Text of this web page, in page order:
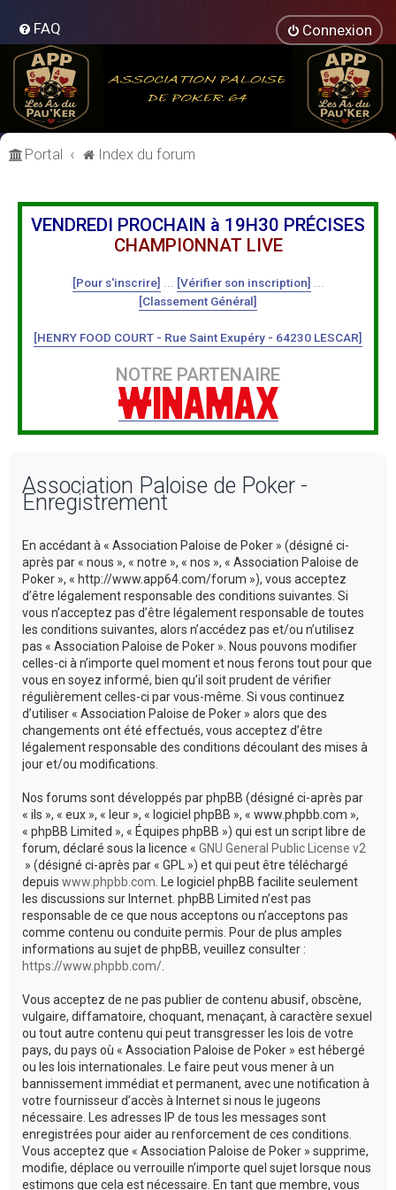
FAQ Connexion
Portal Index du forum
VENDREDI PROCHAIN à 19H30 PRÉCISES
CHAMPIONNAT LIVE
[Pour s'inscrire] [Vérifier son inscription]
[Classement Général]
[HENRY FOOD COURT - Rue Saint Exupéry - 64230 LESCAR]
NOTRE PARTENAIRE
Association Paloise de Poker -
Enregistrement
En accédant à « Association Paloise de Poker » (désigné ci-
après par « nous », « notre », « nos », « Association Paloise de
Poker », « http://www.app64.com/forum »), vous acceptez
d’être légalement responsable des conditions suivantes. Si
vous n’acceptez pas d’être légalement responsable de toutes
les conditions suivantes, alors n’accédez pas et/ou n’utilisez
pas « Association Paloise de Poker ». Nous pouvons modifier
celles-ci à n’importe quel moment et nous ferons tout pour que
vous en soyez informé, bien qu’il soit prudent de vérifier
régulièrement celles-ci par vous-même. Si vous continuez
d’utiliser « Association Paloise de Poker » alors que des
changements ont été effectués, vous acceptez d’être
légalement responsable des conditions découlant des mises à
jour et/ou modifications.
Nos forums sont développés par phpBB (désigné ci-après par
« ils », « eux », « leur », « logiciel phpBB », « www.phpbb.com »,
« phpBB Limited », « Équipes phpBB ») qui est un script libre de
forum, déclaré sous la licence « GNU General Public License v2
» (désigné ci-après par « GPL ») et qui peut être téléchargé
depuis www.phpbb.com . Le logiciel phpBB facilite seulement
les discussions sur Internet. phpBB Limited n’est pas
responsable de ce que nous acceptons ou n’acceptons pas
comme contenu ou conduite permis. Pour de plus amples
informations au sujet de phpBB, veuillez consulter :
https://www.phpbb.com/
Vous acceptez de ne pas publier de contenu abusif, obscène,
vulgaire, diffamatoire, choquant, menaçant, à caractère sexuel
ou tout autre contenu qui peut transgresser les lois de votre
pays, du pays où « Association Paloise de Poker » est hébergé
ou les lois internationales. Le faire peut vous mener à un
bannissement immédiat et permanent, avec une notification à
votre fournisseur d’accès à Internet si nous le jugeons
nécessaire. Les adresses IP de tous les messages sont
enregistrées pour aider au renforcement de ces conditions.
Vous acceptez que « Association Paloise de Poker » supprime,
modifie, déplace ou verrouille n’importe quel sujet lorsque nous
estimons que cela est nécessaire. En tant que membre, vous